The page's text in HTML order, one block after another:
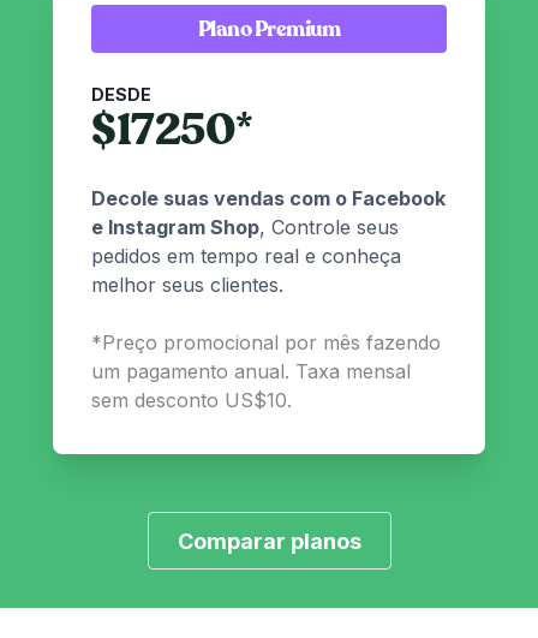
Plano Premium
DESDE
$17250*
Decole suas vendas com o Facebook
e Instagram Shop, Controle seus
pedidos em tempo real e conheça
melhor seus clientes.
*Preço promocional por mês fazendo
um pagamento anual. Taxa mensal
sem desconto US$10.
Comparar planos